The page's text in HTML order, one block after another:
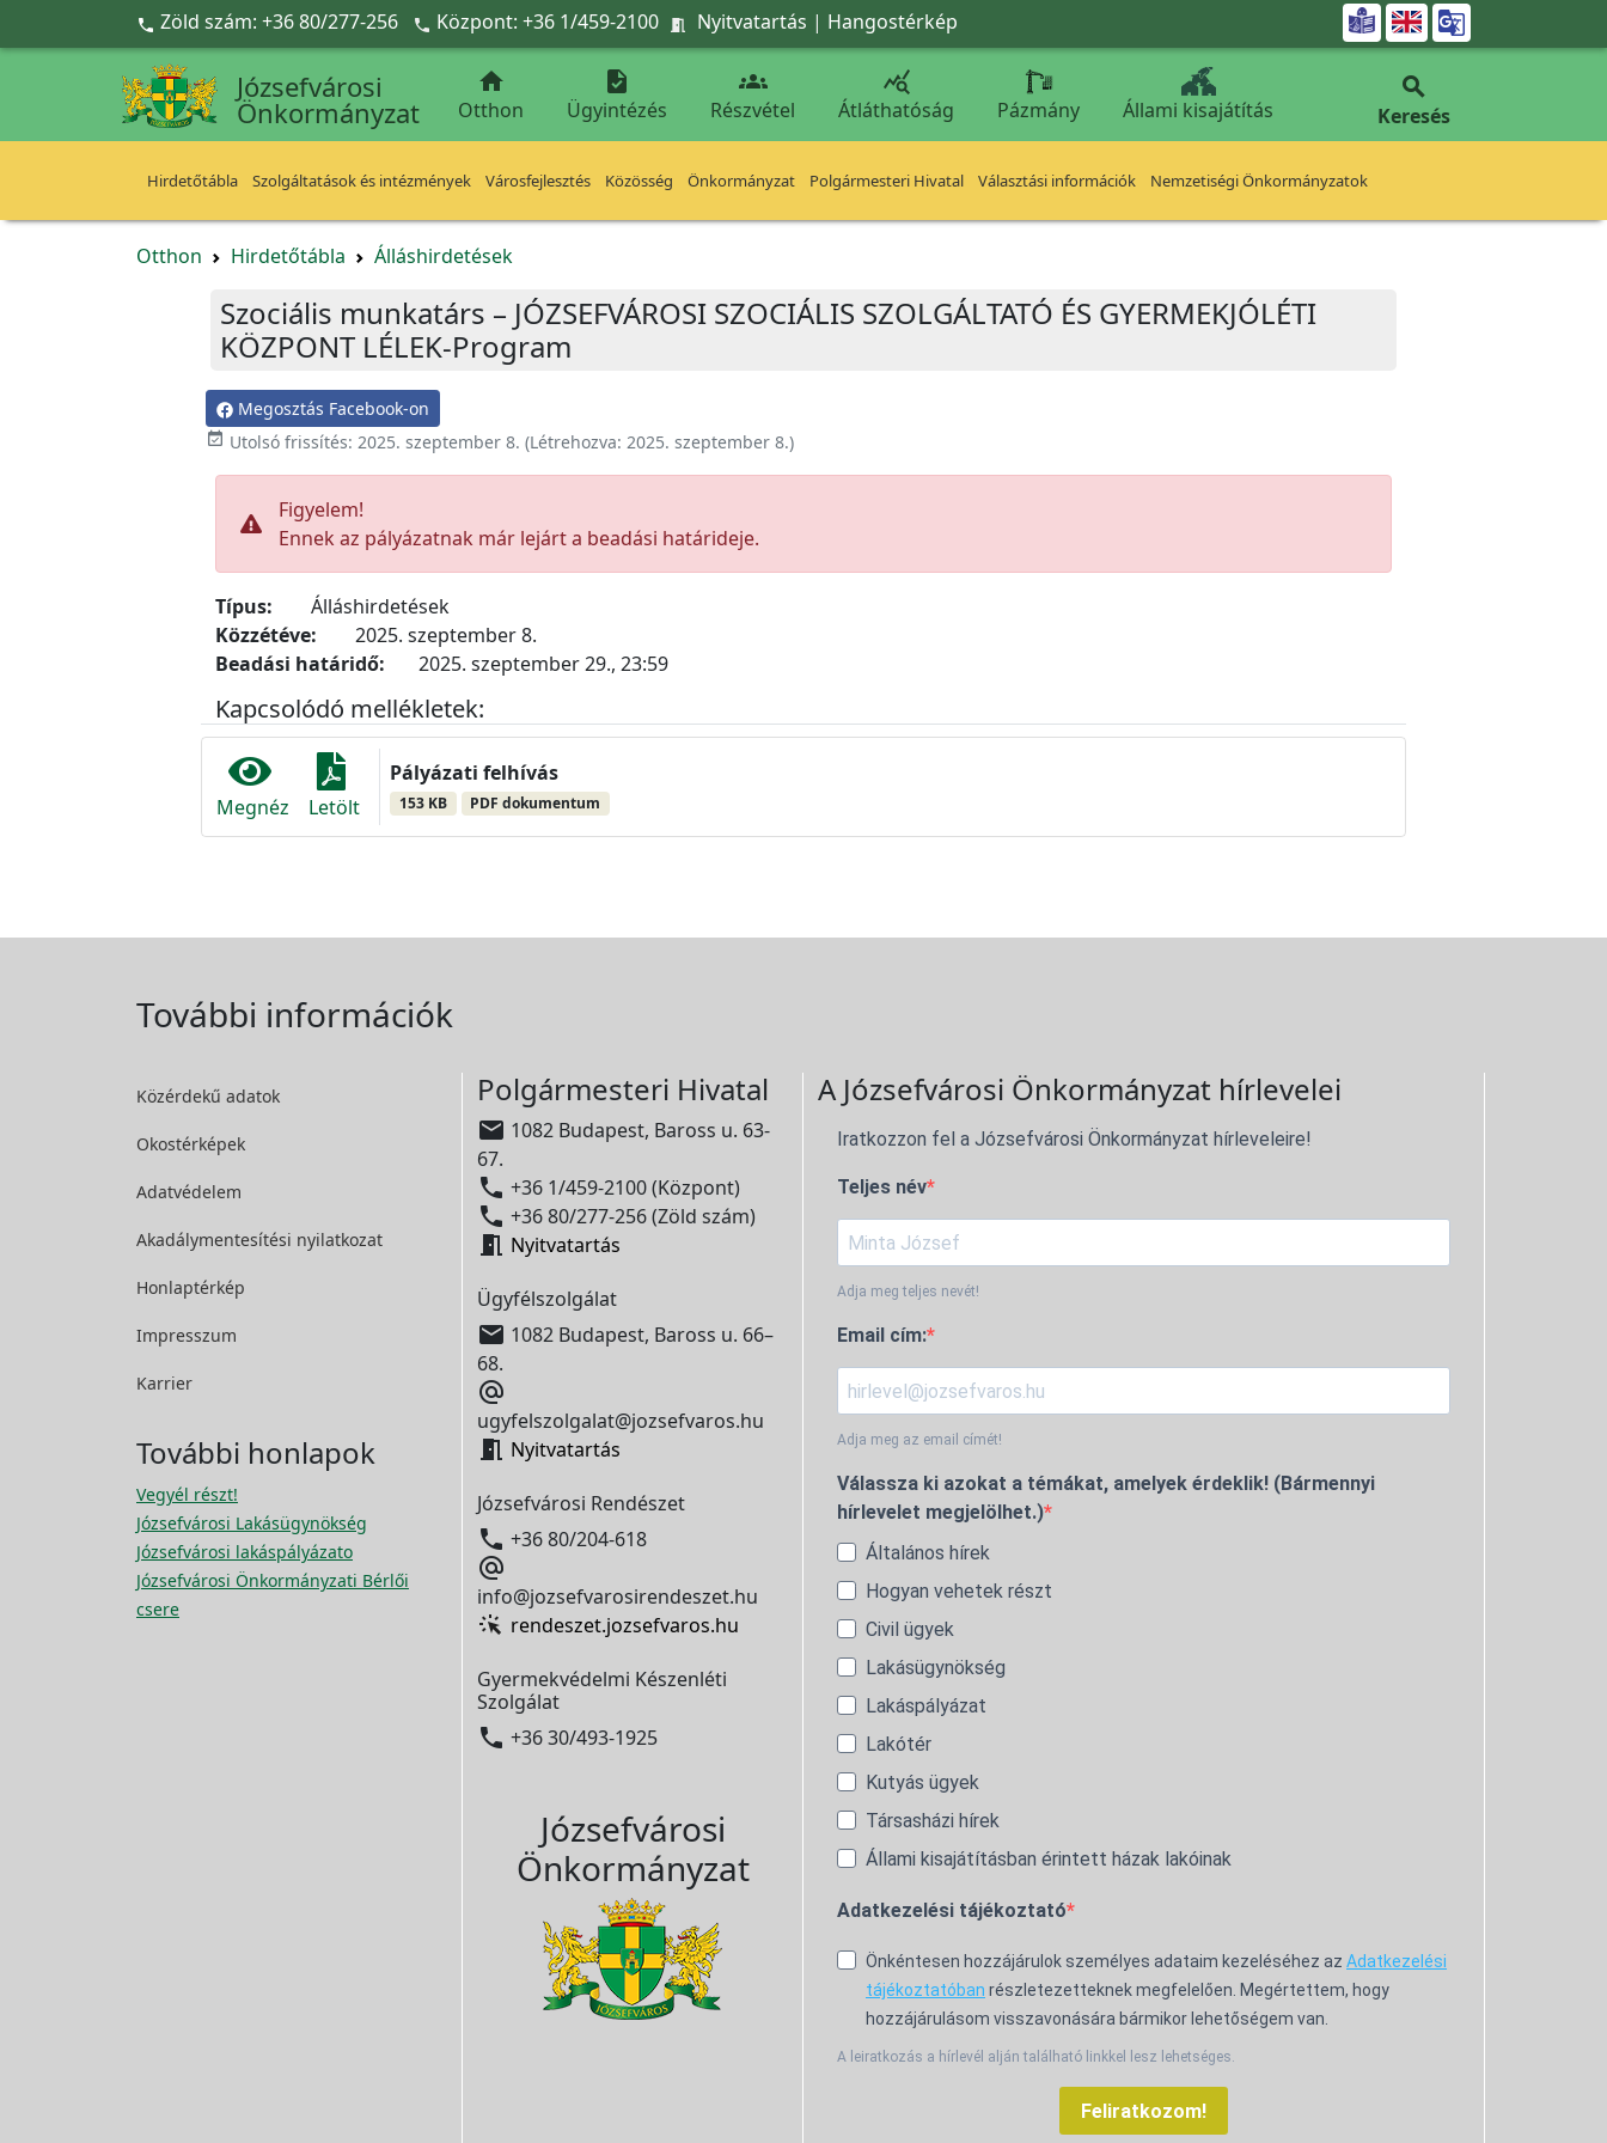
Ugrás a fő tartalomra
 Zöld szám: +36 80/277-256  Központ: +36 1/459-2100  Nyitvatartás | Hangostérkép 
Józsefvárosi
Önkormányzat

Otthon

Ügyintézés

Részvétel

Átláthatóság Pázmány Állami kisajátítás

Keresés
Hirdetőtábla Szolgáltatások és intézmények Városfejlesztés Közösség Önkormányzat Polgármesteri Hivatal Választási információk Nemzetiségi Önkormányzatok
Otthon Hirdetőtábla Álláshirdetések
Szociális munkatárs – JÓZSEFVÁROSI SZOCIÁLIS SZOLGÁLTATÓ ÉS GYERMEKJÓLÉTI
KÖZPONT LÉLEK-Program
Megosztás Facebook-on
 Utolsó frissítés: 2025. szeptember 8. (Létrehozva: 2025. szeptember 8.)
Figyelem!
Ennek az pályázatnak már lejárt a beadási határideje.
Típus:
Álláshirdetések
Közzétéve:
2025. szeptember 8.
Beadási határidő:
2025. szeptember 29., 23:59
Kapcsolódó mellékletek:
Megnéz Letölt
Pályázati felhívás
153 KB PDF dokumentum
További információk
Közérdekű adatok
Okostérképek
Adatvédelem
Akadálymentesítési nyilatkozat
Honlaptérkép
Impresszum
Karrier
További honlapok
Vegyél részt!
Józsefvárosi Lakásügynökség
Józsefvárosi lakáspályázato
Józsefvárosi Önkormányzati Bérlői
csere
Polgármesteri Hivatal
 1082 Budapest, Baross u. 63-
67.
 +36 1/459-2100 (Központ)
 +36 80/277-256 (Zöld szám)
 Nyitvatartás
Ügyfélszolgálat
 1082 Budapest, Baross u. 66–
68.

ugyfelszolgalat@jozsefvaros.hu
 Nyitvatartás
Józsefvárosi Rendészet
 +36 80/204-618

info@jozsefvarosirendeszet.hu
rendeszet.jozsefvaros.hu
Gyermekvédelmi Készenléti
Szolgálat
 +36 30/493-1925
Józsefvárosi
Önkormányzat
A Józsefvárosi Önkormányzat hírlevelei
Iratkozzon fel a Józsefvárosi Önkormányzat hírleveleire!
Teljes név
Adja meg teljes nevét!
Email cím:
Adja meg az email címét!
Válassza ki azokat a témákat, amelyek érdeklik! (Bármennyi
hírlevelet megjelölhet.)
Általános hírek
Hogyan vehetek részt
Civil ügyek
Lakásügynökség
Lakáspályázat
Lakótér
Kutyás ügyek
Társasházi hírek
Állami kisajátításban érintett házak lakóinak
Adatkezelési tájékoztató
Önkéntesen hozzájárulok személyes adataim kezeléséhez az Adatkezelési
tájékoztatóban részletezetteknek megfelelően. Megértettem, hogy
hozzájárulásom visszavonására bármikor lehetőségem van.
A leiratkozás a hírlevél alján található linkkel lesz lehetséges.
Feliratkozom!